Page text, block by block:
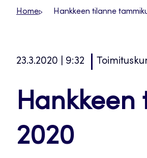
Home Hankkeen tilanne
23.3.2020 | 9:32
Hankkeen
2020